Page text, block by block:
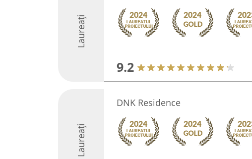
Laureați
9.2
Laureați
DNK Residence